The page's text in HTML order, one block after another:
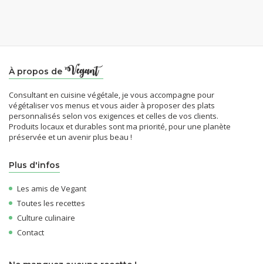
À propos de
Consultant en cuisine végétale, je vous accompagne pour
végétaliser vos menus et vous aider à proposer des plats
personnalisés selon vos exigences et celles de vos clients.
Produits locaux et durables sont ma priorité, pour une planète
préservée et un avenir plus beau !
Plus d'infos
Les amis de Vegant
Toutes les recettes
Culture culinaire
Contact